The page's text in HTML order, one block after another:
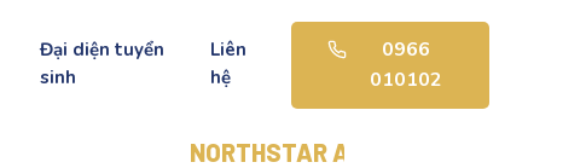
Đại diện tuyển
sinh
Liên
hệ
0966
010102
NORTHSTAR AMERICAN SCHOOL - BẰNG TÚ